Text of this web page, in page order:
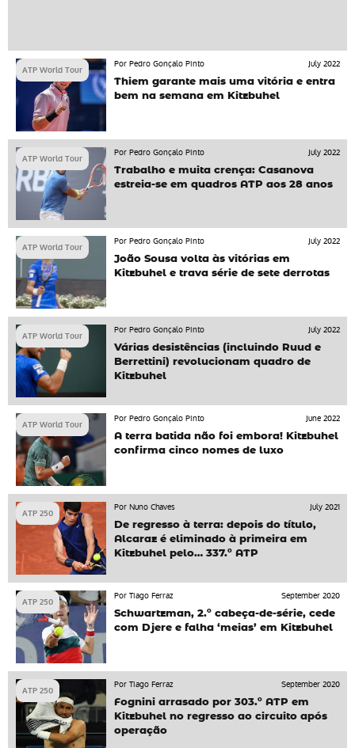
ATP World Tour
Por Pedro Gonçalo Pinto
July 2022
Thiem garante mais uma vitória e entra
bem na semana em Kitzbuhel
ATP World Tour
Por Pedro Gonçalo Pinto
July 2022
Trabalho e muita crença: Casanova
estreia-se em quadros ATP aos 28 anos
ATP World Tour
Por Pedro Gonçalo Pinto
July 2022
João Sousa volta às vitórias em
Kitzbuhel e trava série de sete derrotas
ATP World Tour
Por Pedro Gonçalo Pinto
July 2022
Várias desistências (incluindo Ruud e
Berrettini) revolucionam quadro de
Kitzbuhel
ATP World Tour
Por Pedro Gonçalo Pinto
June 2022
A terra batida não foi embora! Kitzbuhel
confirma cinco nomes de luxo
ATP 250
Por Nuno Chaves
July 2021
De regresso à terra: depois do título,
Alcaraz é eliminado à primeira em
Kitzbuhel pelo… 337.º ATP
ATP 250
Por Tiago Ferraz
September 2020
Schwartzman, 2.º cabeça-de-série, cede
com Djere e falha ‘meias’ em Kitzbuhel
ATP 250
Por Tiago Ferraz
September 2020
Fognini arrasado por 303.º ATP em
Kitzbuhel no regresso ao circuito após
operação